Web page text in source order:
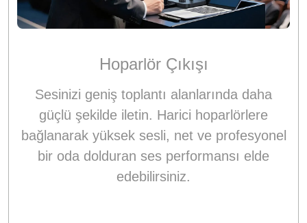
Hoparlör Çıkışı
Sesinizi geniş toplantı alanlarında daha
güçlü şekilde iletin. Harici hoparlörlere
bağlanarak yüksek sesli, net ve profesyonel
bir oda dolduran ses performansı elde
edebilirsiniz.